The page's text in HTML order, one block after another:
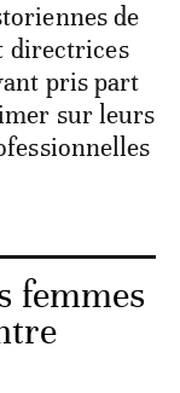
de
directrices
pris part
sur leurs
femmes